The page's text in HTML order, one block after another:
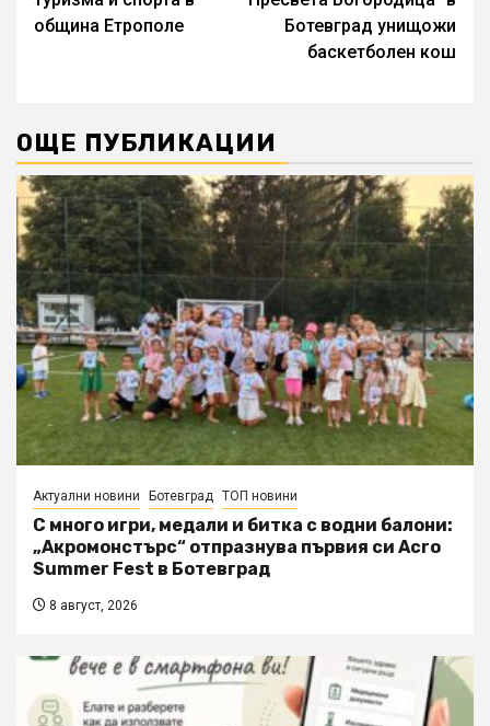
община Етрополе
Ботевград унищожи
баскетболен кош
ОЩЕ ПУБЛИКАЦИИ
Актуални новини Ботевград ТОП новини
С много игри, медали и битка с водни балони:
„Акромонстърс“ отпразнува първия си Acro
Summer Fest в Ботевград
8 август, 2026